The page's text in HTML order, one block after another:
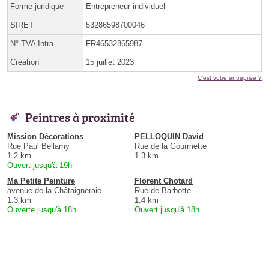
Forme juridique Entrepreneur individuel
SIRET 53286598700046
N° TVA Intra. FR46532865987
Création 15 juillet 2023
C'est votre entreprise ?
Peintres à proximité
Mission Décorations
Rue Paul Bellamy
1.2 km
Ouvert jusqu'à 19h
PELLOQUIN David
Rue de la Gourmette
1.3 km
Ma Petite Peinture
avenue de la Châtaigneraie
1.3 km
Ouverte jusqu'à 18h
Florent Chotard
Rue de Barbotte
1.4 km
Ouvert jusqu'à 18h